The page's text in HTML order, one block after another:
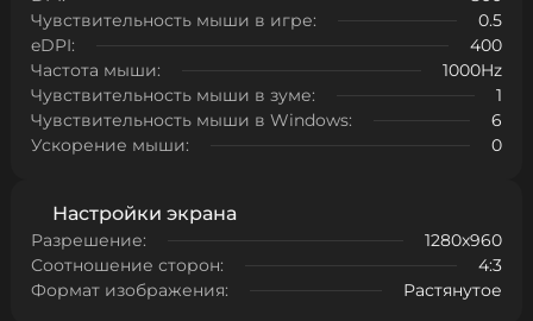
Чувствительность мыши в игре:
0.5
eDPI:
400
Частота мыши:
1000Hz
Чувствительность мыши в зуме:
1
Чувствительность мыши в Windows:
6
Ускорение мыши:
0
Настройки экрана
Разрешение:
1280x960
Соотношение сторон:
4:3
Формат изображения:
Растянутое